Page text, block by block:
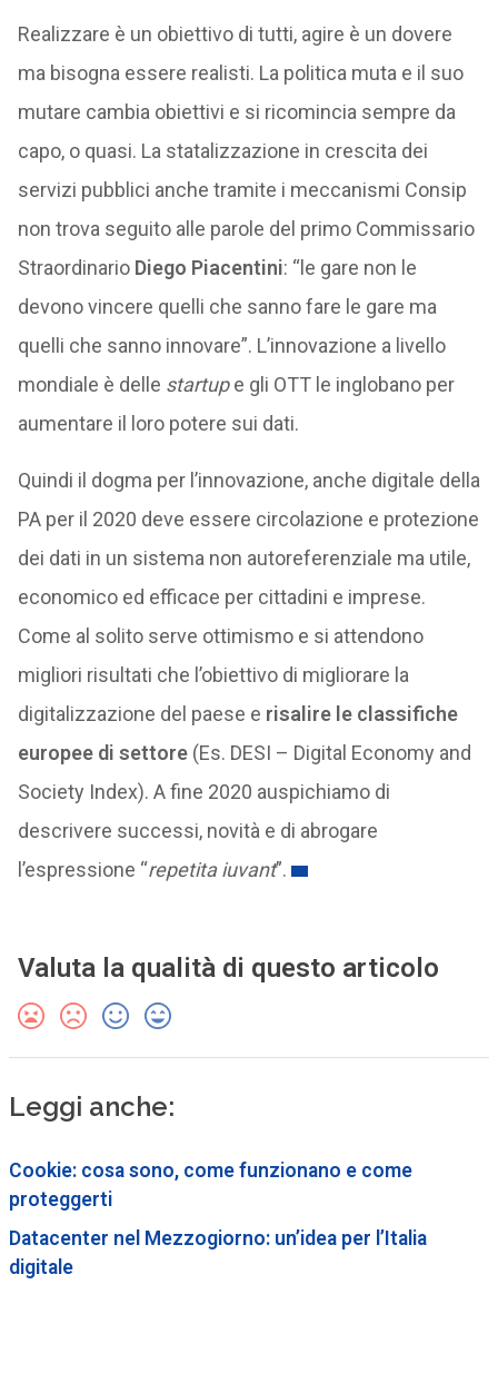
Realizzare è un obiettivo di tutti, agire è un dovere
ma bisogna essere realisti. La politica muta e il suo
mutare cambia obiettivi e si ricomincia sempre da
capo, o quasi. La statalizzazione in crescita dei
servizi pubblici anche tramite i meccanismi Consip
non trova seguito alle parole del primo Commissario
Straordinario Diego Piacentini: “le gare non le
devono vincere quelli che sanno fare le gare ma
quelli che sanno innovare”. L’innovazione a livello
mondiale è delle startupe gli OTT le inglobano per
aumentare il loro potere sui dati.
Quindi il dogma per l’innovazione, anche digitale della
PA per il 2020 deve essere circolazione e protezione
dei dati in un sistema non autoreferenziale ma utile,
economico ed efficace per cittadini e imprese.
Come al solito serve ottimismo e si attendono
migliori risultati che l’obiettivo di migliorare la
digitalizzazione del paese e risalire le classifiche
europee di settore(Es. DESI – Digital Economy and
Society Index). A fine 2020 auspichiamo di
descrivere successi, novità e di abrogare
l’espressione “repetita iuvant”.
Valuta la qualità di questo articolo
Leggi anche:
Cookie: cosa sono, come funzionano e come
proteggerti
Datacenter nel Mezzogiorno: un’idea per l’Italia
digitale